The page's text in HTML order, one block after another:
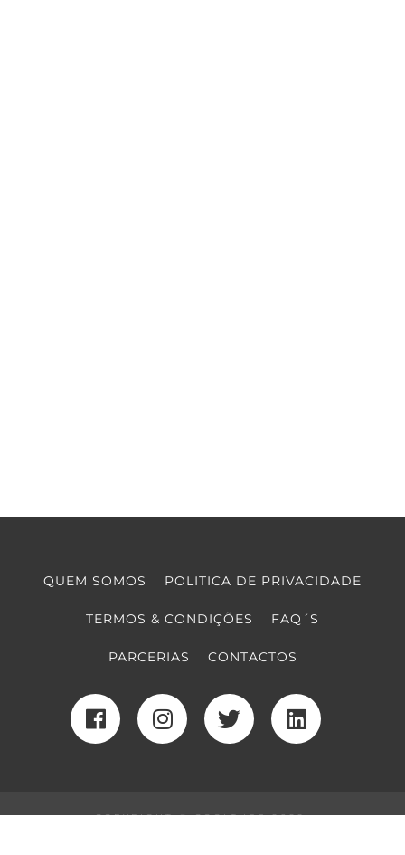
QUEM SOMOS POLITICA DE PRIVACIDADE
TERMOS & CONDIÇÕES FAQ´S
PARCERIAS CONTACTOS
COPYRIGHT © COOLTURE 2022